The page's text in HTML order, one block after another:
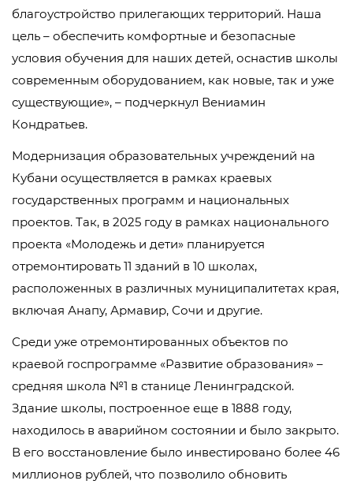
благоустройство прилегающих территорий. Наша
цель – обеспечить комфортные и безопасные
условия обучения для наших детей, оснастив школы
современным оборудованием, как новые, так и уже
существующие», – подчеркнул Вениамин
Кондратьев.
Модернизация образовательных учреждений на
Кубани осуществляется в рамках краевых
государственных программ и национальных
проектов. Так, в 2025 году в рамках национального
проекта «Молодежь и дети» планируется
отремонтировать 11 зданий в 10 школах,
расположенных в различных муниципалитетах края,
включая Анапу, Армавир, Сочи и другие.
Среди уже отремонтированных объектов по
краевой госпрограмме «Развитие образования» –
средняя школа №1 в станице Ленинградской.
Здание школы, построенное еще в 1888 году,
находилось в аварийном состоянии и было закрыто.
В его восстановление было инвестировано более 46
миллионов рублей, что позволило обновить